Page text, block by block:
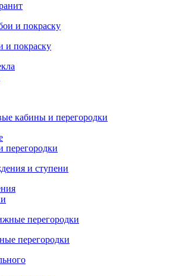
и покраску
перегородки
перегородки